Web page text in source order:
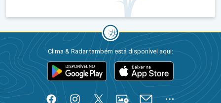
Clima & Radar também está disponível aqui: